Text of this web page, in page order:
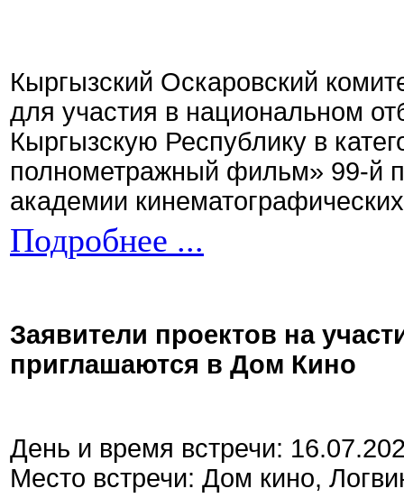
Кыргызский Оскаровский
для участия в национальном
Кыргызскую Республику в
полнометражный фильм» 99-й
академии
Подробнее ...
Заявители проектов на
приглашаются в Дом Кино
День и время встречи:
Место встречи: Дом кино,